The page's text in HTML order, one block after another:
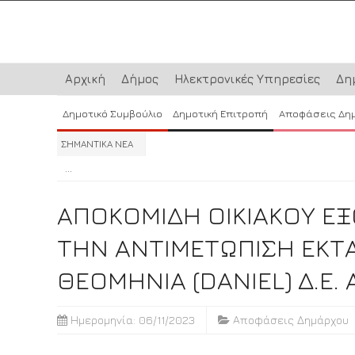
Αρχική Δήμος Ηλεκτρονικές Υπηρεσίες
Δημοτικό Συμβούλιο Δημοτική Επιτροπή Αποφάσεις
ΣΗΜΑΝΤΙΚΑ ΝΕΑ
...
ΑΠΟΚΟΜΙΔΗ ΟΙΚΙΑΚΟΥ
ΤΗΝ ΑΝΤΙΜΕΤΩΠΙΣΗ
ΘΕΟΜΗΝΙΑ (DANIEL) Δ.Ε.
Ημερομηνία: 06/11/2023 Αποφάσεις Δημάρχου